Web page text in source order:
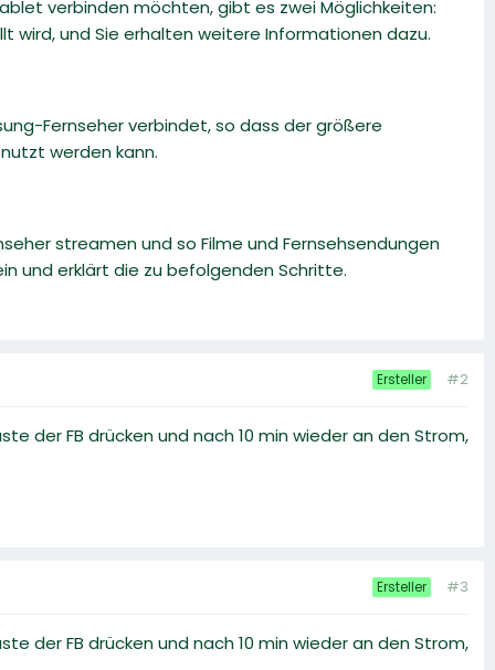
verbinden möchten, gibt es zwei Möglichkeiten:
wird, und Sie erhalten weitere Informationen dazu.
Fernseher verbindet, so dass der größere
werden kann.
streamen und so Filme und Fernsehsendungen
und erklärt die zu befolgenden Schritte.
Ersteller #2
der FB drücken und nach 10 min wieder an den Strom,
Ersteller #3
der FB drücken und nach 10 min wieder an den Strom,